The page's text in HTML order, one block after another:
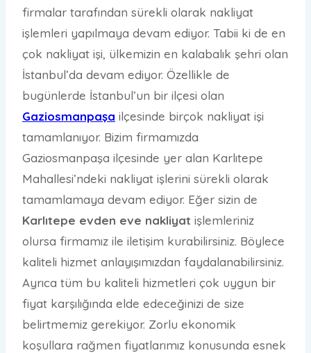
firmalar tarafından sürekli olarak nakliyat
işlemleri yapılmaya devam ediyor. Tabii ki de en
çok nakliyat işi, ülkemizin en kalabalık şehri olan
İstanbul’da devam ediyor. Özellikle de
bugünlerde İstanbul’un bir ilçesi olan
Gaziosmanpaşa ilçesinde birçok nakliyat işi
tamamlanıyor. Bizim firmamızda
Gaziosmanpaşa ilçesinde yer alan Karlıtepe
Mahallesi’ndeki nakliyat işlerini sürekli olarak
tamamlamaya devam ediyor. Eğer sizin de
Karlıtepe evden eve nakliyat işlemleriniz
olursa firmamız ile iletişim kurabilirsiniz. Böylece
kaliteli hizmet anlayışımızdan faydalanabilirsiniz.
Ayrıca tüm bu kaliteli hizmetleri çok uygun bir
fiyat karşılığında elde edeceğinizi de size
belirtmemiz gerekiyor. Zorlu ekonomik
koşullara rağmen fiyatlarımız konusunda esnek